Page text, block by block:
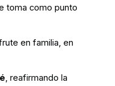
toma como punto
en familia, en
, reafirmando la